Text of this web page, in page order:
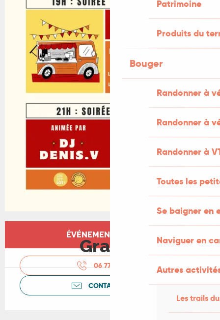
Patrimoine
Produits du
Bouger
Randonner à
Randonner à
Randonner à
Toutes les
Se baigner en
Naviguer en
Autres
Les trails
Ouverture et coordonnées
ÉVÉNEMENT TERMINÉ
Gratuit
06 77 79 46
CONTACTEZ-NOUS